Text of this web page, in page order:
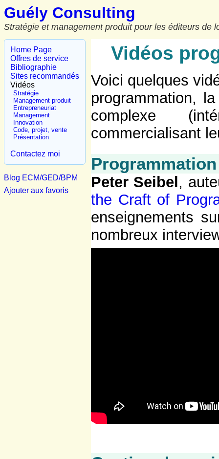
Guély Consulting
Stratégie et management produit pour les éditeurs de
Home Page
Offres de service
Bibliographie
Sites recommandés
Vidéos
Stratégie
Management produit
Entrepreneuriat
Management
Innovation
Code, projet, vente
Présentation
Contactez moi
Blog ECM/GED/BPM
Ajouter aux favoris
Vidéos
Voici quelques
programmation,
complexe
commercialisant
Programmation
Peter Seibel ,
the Craft of
enseignements
nombreux